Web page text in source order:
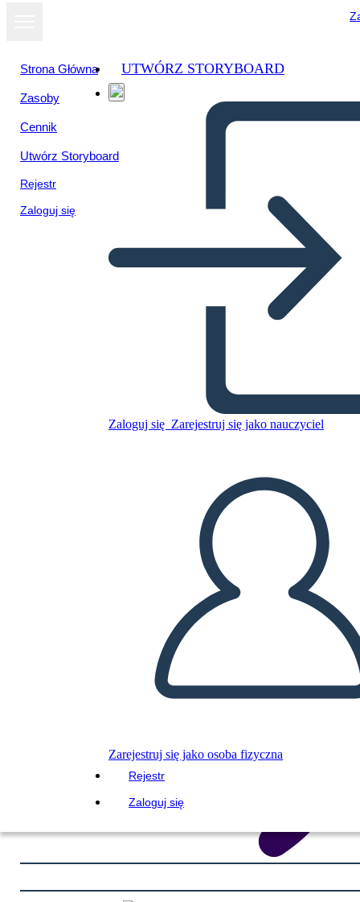
Strona Główna
Zasoby
Cennik
Utwórz Storyboard
Rejestr
Zaloguj się
UTWÓRZ STORYBOARD
Zaloguj się Zarejestruj się jako nauczyciel
Zarejestruj się jako osoba fizyczna
Rejestr
Zaloguj się
Skopiuj tę scenorys
ODTWARZANIE POKAZU SLAJDÓW
PRZECZYTAJ MI